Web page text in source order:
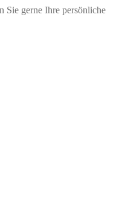
gerne Ihre persönliche